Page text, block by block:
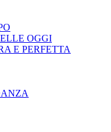
OGGI
E PERFETTA